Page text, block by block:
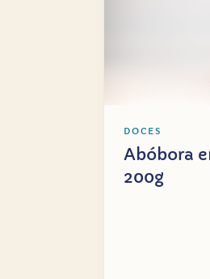
DOCES
Abóbora
200g